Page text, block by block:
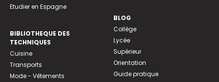
Etudier en Espagne
BIBLIOTHEQUE DES
TECHNIQUES
Cuisine
Transports
Mode - Vêtements
BLOG
Collège
Lycée
Supérieur
Orientation
Guide pratique